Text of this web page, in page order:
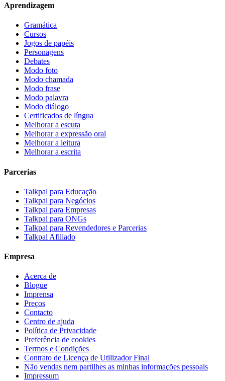
Aprendizagem
Gramática
Cursos
Jogos de papéis
Personagens
Debates
Modo foto
Modo chamada
Modo frase
Modo palavra
Modo diálogo
Certificados de língua
Melhorar a escuta
Melhorar a expressão oral
Melhorar a leitura
Melhorar a escrita
Parcerias
Talkpal para Educação
Talkpal para Negócios
Talkpal para Empresas
Talkpal para ONGs
Talkpal para Revendedores e Parcerias
Talkpal Afiliado
Empresa
Acerca de
Blogue
Imprensa
Preços
Contacto
Centro de ajuda
Política de Privacidade
Preferência de cookies
Termos e Condições
Contrato de Licença de Utilizador Final
Não vendas nem partilhes as minhas informações pessoais
Impressum